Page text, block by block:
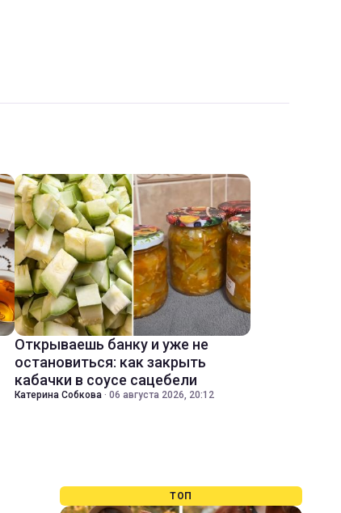
Открываешь банку и уже не
остановиться: как закрыть
кабачки в соусе сацебели
Катерина Собкова · 06 августа 2026, 20:12
ТОП